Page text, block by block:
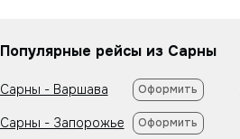
Популярные рейсы из Сарны
Сарны - Варшава Оформить
Сарны - Запорожье Оформить